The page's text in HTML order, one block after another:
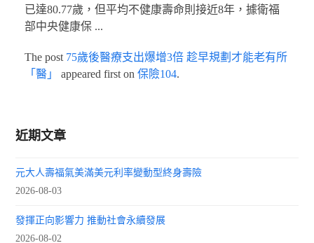
已達80.77歲，但平均不健康壽命則接近8年，據衛福
部中央健康保 ...
The post 75歲後醫療支出爆增3倍 趁早規劃才能老有所
「醫」
appeared first on 保險104.
近期文章
元大人壽福氣美滿美元利率變動型終身壽險
2026-08-03
發揮正向影響力 推動社會永續發展
2026-08-02